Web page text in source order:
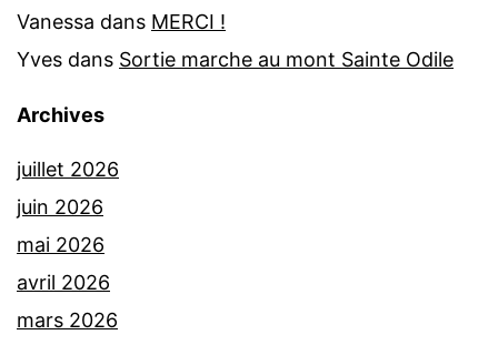
Vanessa dans MERCI !
Yves dans Sortie marche au mont Sainte Odile
Archives
juillet 2026
juin 2026
mai 2026
avril 2026
mars 2026